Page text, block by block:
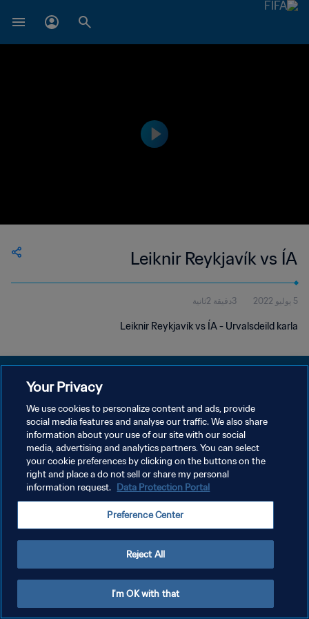
Leiknir Reykjavík vs ÍA
5 يوليو 2022 3دقيقة 2ثانية
Leiknir Reykjavík vs ÍA - Urvalsdeild karla
سياسة الخصوصية
شروط الخدمة
إدارة تفضيلات ملفات تعريف الارتباط
Your Privacy
We use cookies to personalize content and ads, provide
social media features and analyse our traffic. We also share
information about your use of our site with our social
media, advertising and analytics partners. You can select
your cookie preferences by clicking on the buttons on the
right and place a do not sell or share my personal
information request. Data Protection Portal
Preference Center
Reject All
I'm OK with that